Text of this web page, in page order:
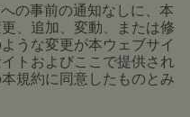
の事前の通知なしに、本
、追加、変動、または修
うな変更が本ウェブサイ
トおよびここで提供され
規約に同意したものとみ